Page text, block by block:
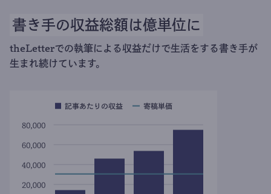
書き手の収益総額は億単位に
theLetterでの執筆による収益だけで生活をする書き手が
生まれ続けています。